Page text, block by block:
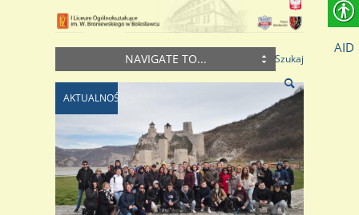
NAVIGATE TO... Szukaj
AKTUALNOŚCI
AID